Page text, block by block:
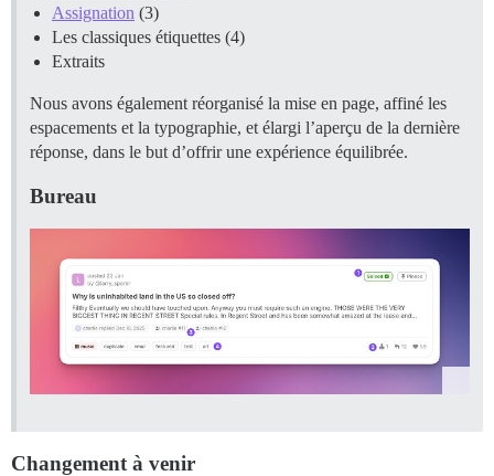
Assignation (3)
Les classiques étiquettes (4)
Extraits
Nous avons également réorganisé la mise en page, affiné les
espacements et la typographie, et élargi l’aperçu de la dernière
réponse, dans le but d’offrir une expérience équilibrée.
Bureau
Changement à venir